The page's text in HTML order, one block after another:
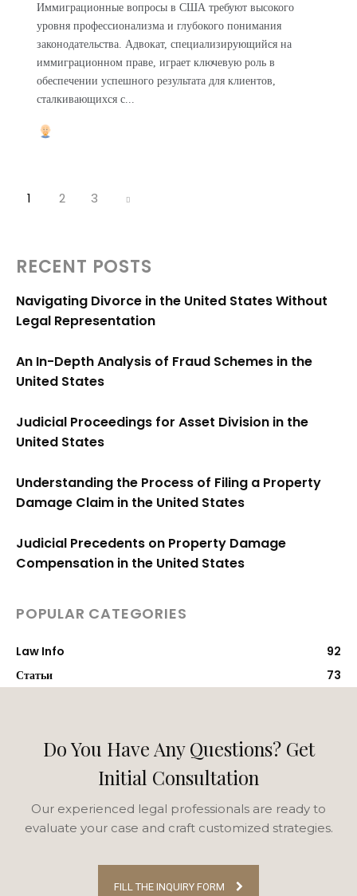
Иммиграционные вопросы в США требуют высокого
уровня профессионализма и глубокого понимания
законодательства. Адвокат, специализирующийся на
иммиграционном праве, играет ключевую роль в
обеспечении успешного результата для клиентов,
сталкивающихся с...
1 2 3
RECENT POSTS
Navigating Divorce in the United States Without
Legal Representation
An In-Depth Analysis of Fraud Schemes in the
United States
Judicial Proceedings for Asset Division in the
United States
Understanding the Process of Filing a Property
Damage Claim in the United States
Judicial Precedents on Property Damage
Compensation in the United States
POPULAR CATEGORIES
Law Info
92
Статьи
73
Do You Have Any Questions? Get
Initial Consultation
Our experienced legal professionals are ready to
evaluate your case and craft customized strategies.
FILL THE INQUIRY FORM